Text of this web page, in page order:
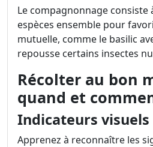
Le compagnonnage
espèces ensemble pour
mutuelle, comme le basilic
repousse certains insectes
Récolter au bon
quand et
Indicateurs
Apprenez à reconnaître les